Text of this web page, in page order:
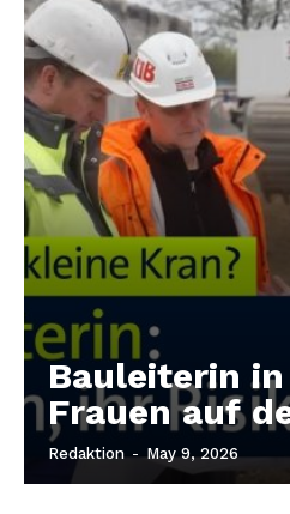
Bauleiterin
Frauen auf
Redaktion - May 9, 2026